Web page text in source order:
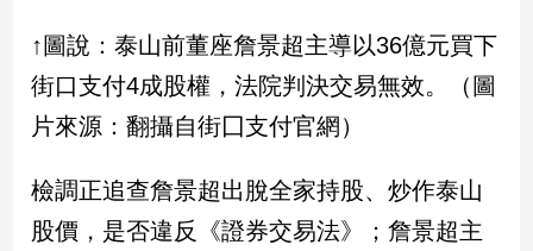
影
音
專
區
合
作
↑圖說：泰山前董座詹景超主導以36億元買下
街口支付4成股權，法院判決交易無效。（圖
片來源：翻攝自街囗支付官網）
檢調正追查詹景超出脫全家持股、炒作泰山
股價，是否違反《證券交易法》；詹景超主